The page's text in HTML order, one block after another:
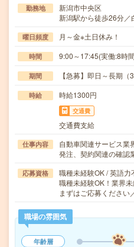
勤務地
新潟市中央区
新潟駅から徒歩26分
曜日頻度 月～金※土日休み！
時間 9:00～17:45(実働:8時
期間 【急募】即日～長期
時給 時給1300円
交通費
交通費支給
仕事内容
自動車関連サービス業
発注、契約関連の確
応募資格
職種未経験OK / 英語力
職種未経験OK！業界
まずはご応募くださ
職場の雰囲気
年齢層